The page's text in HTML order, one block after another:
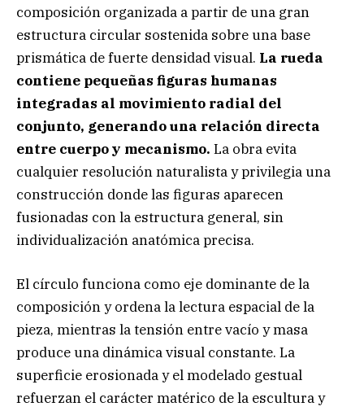
composición organizada a partir de una gran
estructura circular sostenida sobre una base
prismática de fuerte densidad visual. La rueda
contiene pequeñas figuras humanas
integradas al movimiento radial del
conjunto, generando una relación directa
entre cuerpo y mecanismo. La obra evita
cualquier resolución naturalista y privilegia una
construcción donde las figuras aparecen
fusionadas con la estructura general, sin
individualización anatómica precisa.
El círculo funciona como eje dominante de la
composición y ordena la lectura espacial de la
pieza, mientras la tensión entre vacío y masa
produce una dinámica visual constante. La
superficie erosionada y el modelado gestual
refuerzan el carácter matérico de la escultura y